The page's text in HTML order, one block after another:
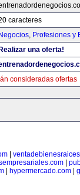
caracteres
Negocios, Profesiones y
Realizar una oferta!
consideradas ofertas
| hypermercado.com|